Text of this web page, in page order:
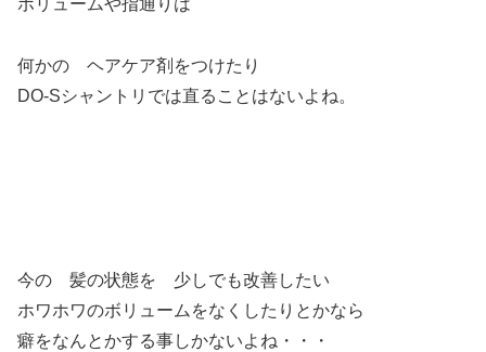
ボリュームや指通りは
何かの ヘアケア剤をつけたり
DO-Sシャントリでは直ることはないよね。
今の 髪の状態を 少しでも改善したい
ホワホワのボリュームをなくしたりとかなら
癖をなんとかする事しかないよね・・・